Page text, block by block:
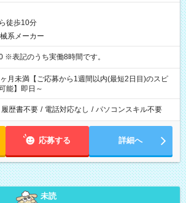
徒歩10分
系メーカー
8:00～17:00 ※表記のうち実働8時間です。
月未満【ご応募から1週間以内(最短2日目)のスピ
能】即日～
履歴書不要 / 電話対応なし / パソコンスキル不要
応募する 詳細へ
未読